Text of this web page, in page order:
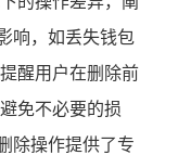
响，如丢失钱包
醒用户在删除前
免不必要的损
除操作提供了专